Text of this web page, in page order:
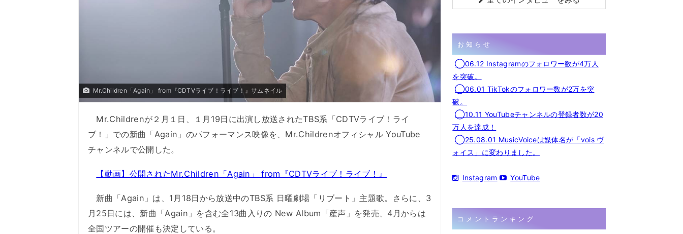
Mr.Children「Again」 from『CDTVライブ！ライブ！』サムネイル
Mr.Childrenが２月１日、１月19日に出演し放送されたTBS系「CDTVライブ！ライ
ブ！」での新曲「Again」のパフォーマンス映像を、Mr.Childrenオフィシャル YouTube
チャンネルで公開した。
【動画】公開されたMr.Children「Again」 from『CDTVライブ！ライブ！』
新曲「Again」は、1月18日から放送中のTBS系 日曜劇場「リブート」主題歌。さらに、3
月25日には、新曲「Again」を含む全13曲入りの New Album「産声」を発売、4月からは
全国ツアーの開催も決定している。
お知らせ
◯06.12 Instagramのフォロワー数が4万人
を突破。
◯06.01 TikTokのフォロワー数が2万を突
破。
◯10.11 YouTubeチャンネルの登録者数が20
万人を達成！
◯25.08.01 MusicVoiceは媒体名が「vois ヴ
ォイス」に変わりました。
Instagram YouTube
コメントランキング